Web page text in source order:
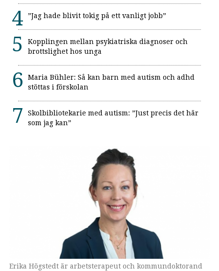
”Jag hade blivit tokig på ett vanligt jobb”
Kopplingen mellan psykiatriska diagnoser och
brottslighet hos unga
Maria Bühler: Så kan barn med autism och adhd
stöttas i förskolan
Skolbibliotekarie med autism: ”Just precis det här
som jag kan”
Erika Högstedt är arbetsterapeut och kommundoktorand